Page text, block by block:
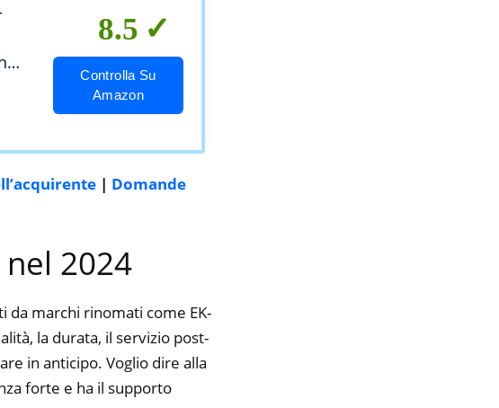
8.5
Controlla Su
Amazon
| Domande
2024
da marchi rinomati come EK-
la durata, il servizio post-
in anticipo. Voglio dire alla
forte e ha il supporto